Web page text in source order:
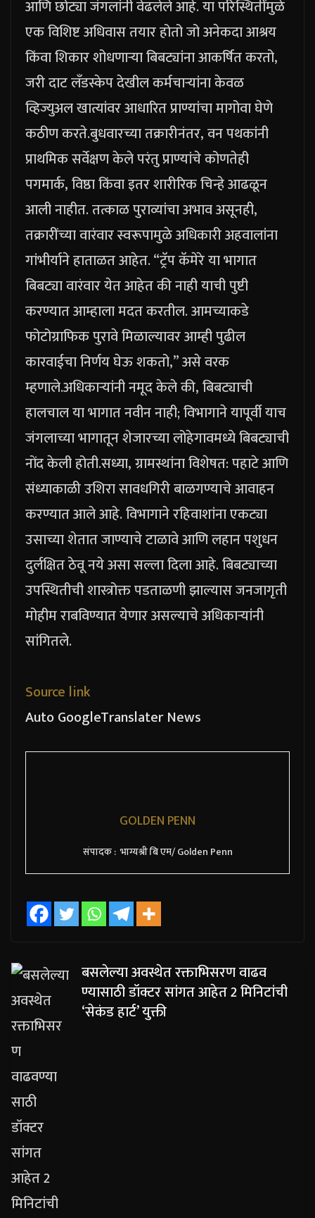
आणि छोट्या जंगलांनी वेढलेले आहे.या परिस्थितींमुळे
एक विशिष्ट अधिवास तयार होतो जो अनेकदा आश्रय
किंवा शिकार शोधणाऱ्या बिबट्यांना आकर्षित करतो,
जरी दाट लँडस्केप देखील कर्मचाऱ्यांना केवळ
व्हिज्युअल खात्यांवर आधारित प्राण्यांचा मागोवा घेणे
कठीण करते.बुधवारच्या तक्रारीनंतर, वन पथकांनी
प्राथमिक सर्वेक्षण केले परंतु प्राण्यांचे कोणतेही
पगमार्क, विष्ठा किंवा इतर शारीरिक चिन्हे आढळून
आली नाहीत. तत्काळ पुराव्यांचा अभाव असूनही,
तक्रारींच्या वारंवार स्वरूपामुळे अधिकारी अहवालांना
गांभीर्याने हाताळत आहेत.“ट्रॅप कॅमेरे या भागात
बिबट्या वारंवार येत आहेत की नाही याची पुष्टी
करण्यात आम्हाला मदत करतील. आमच्याकडे
फोटोग्राफिक पुरावे मिळाल्यावर आम्ही पुढील
कारवाईचा निर्णय घेऊ शकतो,” असे वरक
म्हणाले.अधिकाऱ्यांनी नमूद केले की, बिबट्याची
हालचाल या भागात नवीन नाही; विभागाने यापूर्वी याच
जंगलाच्या भागातून शेजारच्या लोहेगावमध्ये बिबट्याची
नोंद केली होती.सध्या, ग्रामस्थांना विशेषत: पहाटे आणि
संध्याकाळी उशिरा सावधगिरी बाळगण्याचे आवाहन
करण्यात आले आहे. विभागाने रहिवाशांना एकट्या
उसाच्या शेतात जाण्याचे टाळावे आणि लहान पशुधन
दुर्लक्षित ठेवू नये असा सल्ला दिला आहे. बिबट्याच्या
उपस्थितीची शास्त्रोक्त पडताळणी झाल्यास जनजागृती
मोहीम राबविण्यात येणार असल्याचे अधिकाऱ्यांनी
सांगितले.
Source link
Auto GoogleTranslater News
GOLDEN PENN
संपादक : भाग्यश्री बि एम/ Golden Penn
बसलेल्या अवस्थेत रक्ताभिसरण वाढव
ण्यासाठी डॉक्टर सांगत आहेत 2 मिनिटांची
‘सेकंड हार्ट’ युक्ती